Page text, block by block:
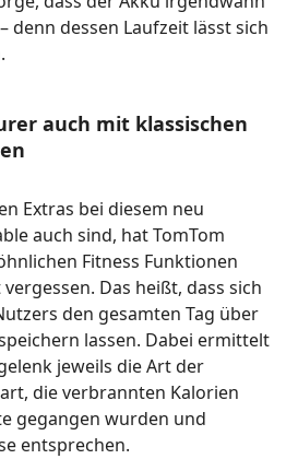
denn dessen Laufzeit lässt sich
auch mit klassischen
Extras bei diesem neu
auch sind, hat TomTom
Fitness Funktionen
Das heißt, dass sich
den gesamten Tag über
lassen. Dabei ermittelt
jeweils die Art der
die verbrannten Kalorien
gegangen wurden und
entsprechen.